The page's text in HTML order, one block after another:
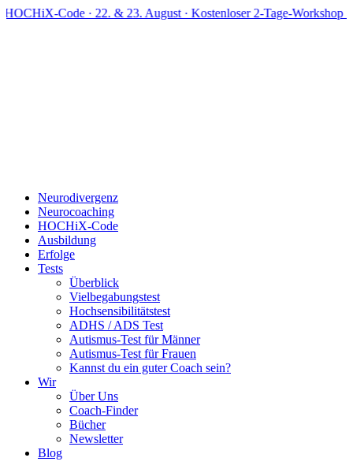
Zum
Code · 22. & 23. August · Kostenloser 2-Tage-Workshop ·
Neurodivergenz
Neurocoaching
HOCHiX-Code
Ausbildung
Erfolge
Tests
Überblick
Vielbegabungstest
Hochsensibilitätstest
ADHS / ADS Test
Autismus-Test für Männer
Autismus-Test für Frauen
Kannst du ein guter Coach sein?
Wir
Über Uns
Coach-Finder
Bücher
Newsletter
Blog